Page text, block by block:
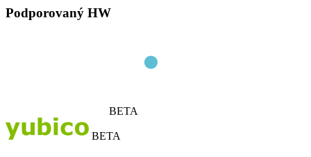
Podporovaný HW
BETA
BETA